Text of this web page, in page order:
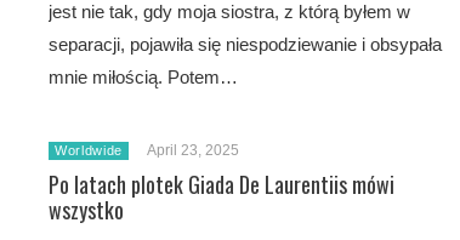
jest nie tak, gdy moja siostra, z którą byłem w
separacji, pojawiła się niespodziewanie i obsypała
mnie miłością. Potem…
Worldwide April 23, 2025
Po latach plotek Giada De Laurentiis mówi
wszystko